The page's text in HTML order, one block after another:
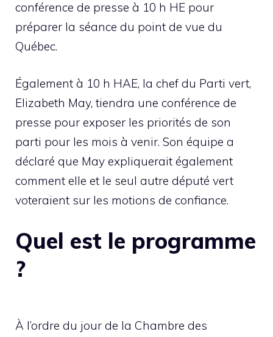
conférence de presse à 10 h HE pour
préparer la séance du point de vue du
Québec.
Également à 10 h HAE, la chef du Parti vert,
Elizabeth May, tiendra une conférence de
presse pour exposer les priorités de son
parti pour les mois à venir. Son équipe a
déclaré que May expliquerait également
comment elle et le seul autre député vert
voteraient sur les motions de confiance.
Quel est le programme
?
À l’ordre du jour de la Chambre des